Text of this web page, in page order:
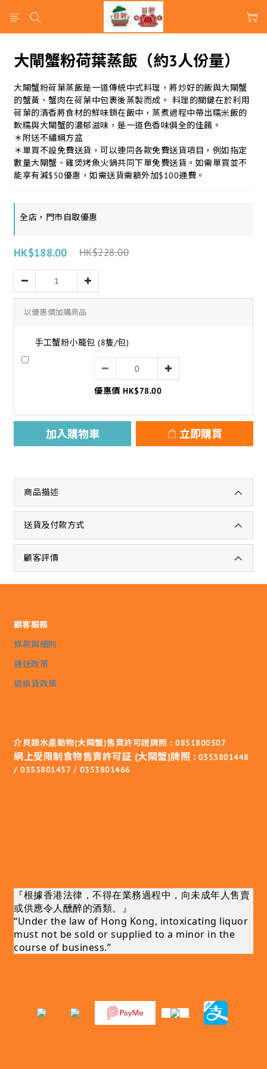
大閘蟹粉荷葉蒸飯（約3人份量）
大閘蟹粉荷葉蒸飯是一道傳統中式料理，將炒好的飯與大閘蟹
的蟹黃、蟹肉在荷葉中包裹後蒸製而成。 料理的關鍵在於利用
荷葉的清香將食材的鮮味鎖在飯中，蒸煮過程中帶出糯米飯的
軟糯與大閘蟹的濃郁滋味，是一道色香味俱全的佳餚。
＊附送不繡綱方盆
＊單買不設免費送貨，可以連同各款免費送貨項目，例如指定
數量大閘蟹、雞煲烤魚火鍋共同下單免費送貨。如需單買並不
能享有減$50優惠，如需送貨需額外加$100運費。
全店，門市自取優惠
HK$188.00 HK$228.00
以優惠價加購商品
手工蟹粉小籠包 (8隻/包)
優惠價 HK$78.00
加入購物車 立即購買
商品描述
送貨及付款方式
顧客評價
顧客服務
條款與細則
運送政策
退換貨政策
介貝類水產動物(大閘蟹)售賣許可證牌照 : 0851800507
網上受限制食物售賣許可証 (大閘蟹)牌照 : 0353801448
/ 0353801457 / 0353801466
『根據香港法律，不得在業務過程中，向未成年人售賣
或供應令人醺醉的酒類。』
“Under the law of Hong Kong, intoxicating liquor
must not be sold or supplied to a minor in the
course of business.”